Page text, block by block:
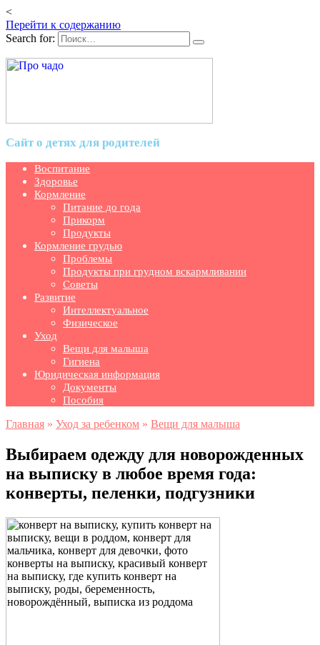
<
Перейти к содержанию
Search for:
Сайт о детях для родителей
Воспитание
Здоровье
Кормление
Питание до года
Прикорм
Продукты
Кормление грудью
Проблемы
Продукты при грудном вскармливании
Советы
Развитие
Интеллектуальное
Физическое
Уход
Вещи для малыша
Гигиена
Юридическая информация
Документы
Пособия
Главная » Уход за ребенком » Вещи для малыша
Выбираем одежду для новорожденных
на выписку в любое время года:
конверты, пеленки, подгузники